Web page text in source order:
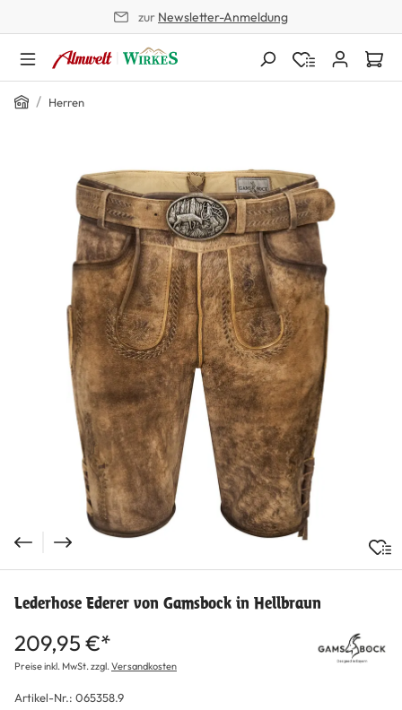
zur Newsletter-Anmeldung
Home
/ Herren
Lederhose Ederer von Gamsbock in Hellbraun
209,95 €*
Preise inkl. MwSt. zzgl.Versandkosten
Artikel-Nr.: 065358.9